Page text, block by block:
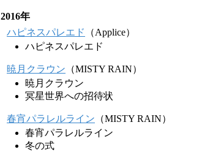
2016年
ハピネスパレエド
（Applice）
ハピネスパレエド
暁月クラウン （MISTY RAIN）
暁月クラウン
冥星世界への招待状
春宵パラレルライン （MISTY RAIN）
春宵パラレルライン
冬の式